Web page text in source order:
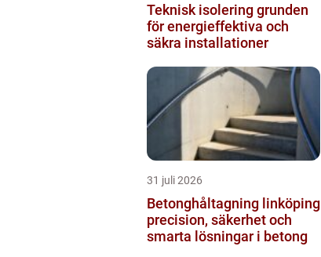
Teknisk isolering grunden
för energieffektiva och
säkra installationer
31 juli 2026
Betonghåltagning linköping
precision, säkerhet och
smarta lösningar i betong